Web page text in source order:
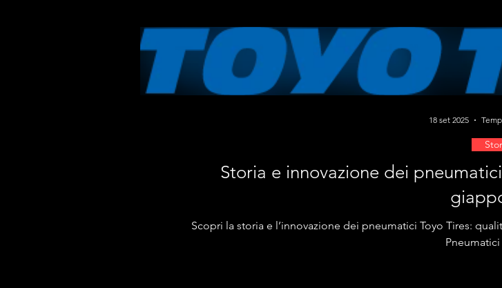
Sicurezza Stradale Storia
Storia e innovazione dei
Scopri la storia e l’innovazione dei pneumatici Toyo Tires:
Pneumatici
18 set 2025